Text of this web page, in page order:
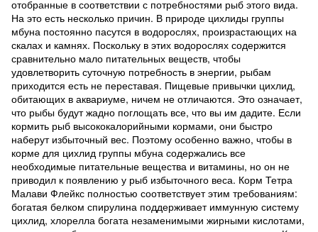
отобранные в соответствии с потребностями рыб этого вида.
На это есть несколько причин. В природе цихлиды группы
мбуна постоянно пасутся в водорослях, произрастающих на
скалах и камнях. Поскольку в этих водорослях содержится
сравнительно мало питательных веществ, чтобы
удовлетворить суточную потребность в энергии, рыбам
приходится есть не переставая. Пищевые привычки цихлид,
обитающих в аквариуме, ничем не отличаются. Это означает,
что рыбы будут жадно поглощать все, что вы им дадите. Если
кормить рыб высококалорийными кормами, они быстро
наберут избыточный вес. Поэтому особенно важно, чтобы в
корме для цихлид группы мбуна содержались все
необходимые питательные вещества и витамины, но он не
приводил к появлению у рыб избыточного веса. Корм Тетра
Малави Флейкс полностью соответствует этим требованиям:
богатая белком спирулина поддерживает иммунную систему
цихлид, хлорелла богата незаменимыми жирными кислотами,